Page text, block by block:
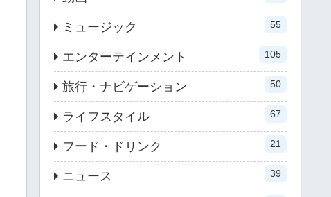
ミュージック 55
エンターテインメント 105
旅行・ナビゲーション 50
ライフスタイル 67
フード・ドリンク 21
ニュース 39